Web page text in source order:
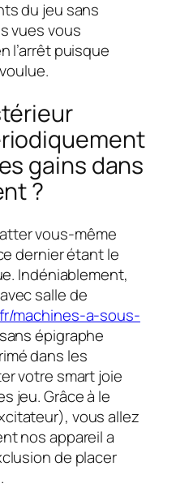
du jeu sans
vues vous
l’arrêt puisque
gains dans
?
vous-même
dernier étant le
Indéniablement,
salle de
machines-a-sous-
épigraphe
dans les
votre smart joie
jeu. Grâce à le
vous allez
nos appareil a
de placer